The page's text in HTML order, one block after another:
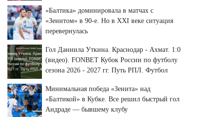
«Балтика» доминировала в матчах с
«Зенитом» в 90-е. Но в XXI веке ситуация
перевернулась
Гол Даниила Уткина. Краснодар - Ахмат. 1:0
(видео). FONBET Кубок России по футболу
сезона 2026 - 2027 гг. Путь РПЛ. Футбол
Минимальная победа «Зенита» над
«Балтикой» в Кубке. Все решил быстрый гол
Андраде — бывшему клубу